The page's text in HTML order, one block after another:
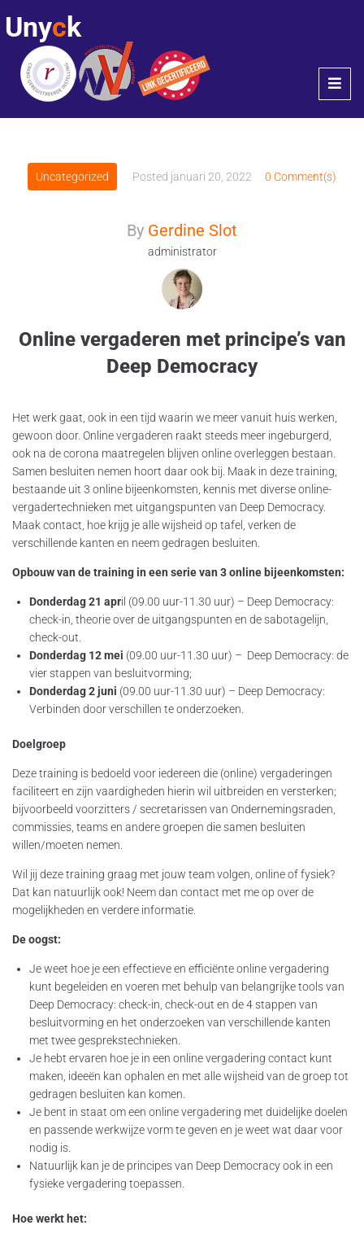
Unyck
Uncategorized Posted januari 20, 2022 0 Comment(s)
By Gerdine Slot
administrator
Online vergaderen met principe’s van
Deep Democracy
Het werk gaat, ook in een tijd waarin we meer vanuit huis werken,
gewoon door. Online vergaderen raakt steeds meer ingeburgerd,
ook na de corona maatregelen blijven online overleggen bestaan.
Samen besluiten nemen hoort daar ook bij. Maak in deze training,
bestaande uit 3 online bijeenkomsten, kennis met diverse online-
vergadertechnieken met uitgangspunten van Deep Democracy.
Maak contact, hoe krijg je alle wijsheid op tafel, verken de
verschillende kanten en neem gedragen besluiten.
Opbouw van de training in een serie van 3 online bijeenkomsten:
Donderdag 21 april (09.00 uur-11.30 uur) – Deep Democracy:
check-in, theorie over de uitgangspunten en de sabotagelijn,
check-out.
Donderdag 12 mei (09.00 uur-11.30 uur) – Deep Democracy: de
vier stappen van besluitvorming;
Donderdag2 juni (09.00 uur-11.30 uur) – Deep Democracy:
Verbinden door verschillen te onderzoeken.
Doelgroep
Deze training is bedoeld voor iedereen die (online) vergaderingen
faciliteert en zijn vaardigheden hierin wil uitbreiden en versterken;
bijvoorbeeld voorzitters / secretarissen van Ondernemingsraden,
commissies, teams en andere groepen die samen besluiten
willen/moeten nemen.
Wil jij deze training graag met jouw team volgen, online of fysiek?
Dat kan natuurlijk ook! Neem dan contact met me op over de
mogelijkheden en verdere informatie.
De oogst:
Je weet hoe je een effectieve en efficiënte online vergadering
kunt begeleiden en voeren met behulp van belangrijke tools van
Deep Democracy: check-in, check-out en de 4 stappen van
besluitvorming en het onderzoeken van verschillende kanten
met twee gesprekstechnieken.
Je hebt ervaren hoe je in een online vergadering contact kunt
maken, ideeën kan ophalen en met alle wijsheid van de groep tot
gedragen besluiten kan komen.
Je bent in staat om een online vergadering met duidelijke doelen
en passende werkwijze vorm te geven en je weet wat daar voor
nodig is.
Natuurlijk kan je de principes van Deep Democracy ook in een
fysieke vergadering toepassen.
Hoe werkt het: